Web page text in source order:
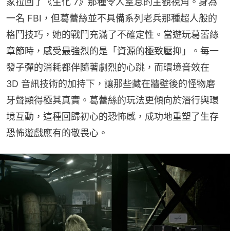
一名 FBI，但葛蕾絲並不具備系列老兵那種超人般的
格鬥技巧，她的戰鬥充滿了不確定性。當遊玩葛蕾絲
章節時，感受最強烈的是「資源的極致壓抑」。每一
發子彈的消耗都伴隨著劇烈的心跳，而環境音效在
3D 音訊技術的加持下，讓那些藏在牆壁後的怪物磨
牙聲顯得極其真實。葛蕾絲的玩法更傾向於潛行與環
境互動，這種回歸初心的恐怖感，成功地重塑了生存
恐怖遊戲應有的敬畏心。